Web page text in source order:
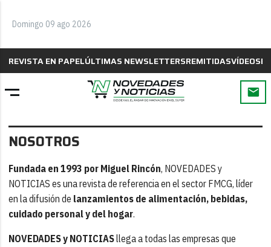
Domingo 09 ago 2026
REVISTA EN PAPELÚLTIMAS NEWSLETTERSREMITIDASVÍDEOS
NOSOTROS
Fundada en 1993 por Miguel Rincón, NOVEDADES y
NOTICIAS es una revista de referencia en el sector FMCG, líder
en la difusión de lanzamientos de alimentación, bebidas,
cuidado personal y del hogar.
NOVEDADES y NOTICIASllega a todas las empresas que